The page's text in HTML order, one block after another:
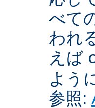
べて
われ
えば
よう
参照: